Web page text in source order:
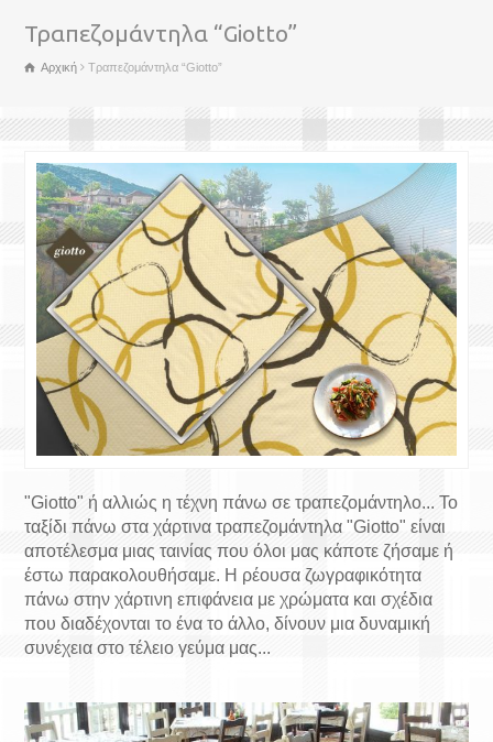
Τραπεζομάντηλα “Giotto”
Αρχική Τραπεζομάντηλα “Giotto”
"Giotto" ή αλλιώς η τέχνη πάνω σε τραπεζομάντηλο... Το
ταξίδι πάνω στα χάρτινα τραπεζομάντηλα "Giotto" είναι
αποτέλεσμα μιας ταινίας που όλοι μας κάποτε ζήσαμε ή
έστω παρακολουθήσαμε. Η ρέουσα ζωγραφικότητα
πάνω στην χάρτινη επιφάνεια με χρώματα και σχέδια
που διαδέχονται το ένα το άλλο, δίνουν μια δυναμική
συνέχεια στο τέλειο γεύμα μας...